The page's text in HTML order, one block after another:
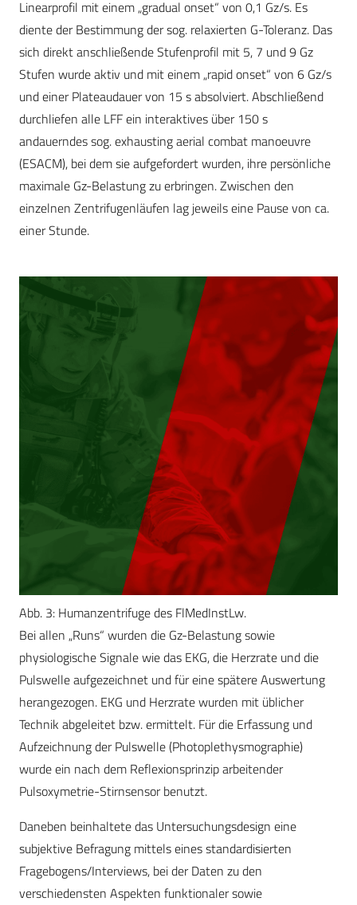
Linearprofil mit einem „gradual onset“ von 0,1 Gz/s. Es
diente der Bestimmung der sog. relaxierten G-Toleranz. Das
sich direkt anschließende Stufenprofil mit 5, 7 und 9 Gz
Stufen wurde aktiv und mit einem „rapid onset“ von 6 Gz/s
und einer Plateaudauer von 15 s absolviert. Abschließend
durchliefen alle LFF ein interaktives über 150 s
andauerndes sog. exhausting aerial combat manoeuvre
(ESACM), bei dem sie aufgefordert wurden, ihre persönliche
maximale Gz-Belastung zu erbringen. Zwischen den
einzelnen Zentrifugenläufen lag jeweils eine Pause von ca.
einer Stunde.
Abb. 3: Humanzentrifuge des FlMedInstLw.
Bei allen „Runs“ wurden die Gz-Belastung sowie
physiologische Signale wie das EKG, die Herzrate und die
Pulswelle aufgezeichnet und für eine spätere Auswertung
herangezogen. EKG und Herzrate wurden mit üblicher
Technik abgeleitet bzw. ermittelt. Für die Erfassung und
Aufzeichnung der Pulswelle (Photoplethysmographie)
wurde ein nach dem Reflexionsprinzip arbeitender
Pulsoxymetrie-Stirnsensor benutzt.
Daneben beinhaltete das Untersuchungsdesign eine
subjektive Befragung mittels eines standardisierten
Fragebogens/Interviews, bei der Daten zu den
verschiedensten Aspekten funktionaler sowie